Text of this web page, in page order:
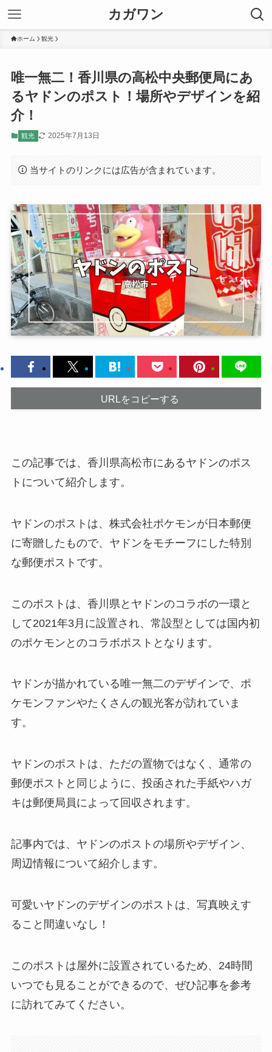
カガワン
ホーム 観光
唯一無二！香川県の高松中央郵便局にあ
るヤドンのポスト！場所やデザインを紹
介！
観光 2025年7月13日
当サイトのリンクには広告が含まれています。
URLをコピーする
この記事では、香川県高松市にあるヤドンのポス
トについて紹介します。
ヤドンのポストは、株式会社ポケモンが日本郵便
に寄贈したもので、ヤドンをモチーフにした特別
な郵便ポストです。
このポストは、香川県とヤドンのコラボの一環と
して2021年3月に設置され、常設型としては国内初
のポケモンとのコラボポストとなります。
ヤドンが描かれている唯一無二のデザインで、ポ
ケモンファンやたくさんの観光客が訪れていま
す。
ヤドンのポストは、ただの置物ではなく、通常の
郵便ポストと同じように、投函された手紙やハガ
キは郵便局員によって回収されます。
記事内では、ヤドンのポストの場所やデザイン、
周辺情報について紹介します。
可愛いヤドンのデザインのポストは、写真映えす
ること間違いなし！
このポストは屋外に設置されているため、24時間
いつでも見ることができるので、ぜひ記事を参考
に訪れてみてください。